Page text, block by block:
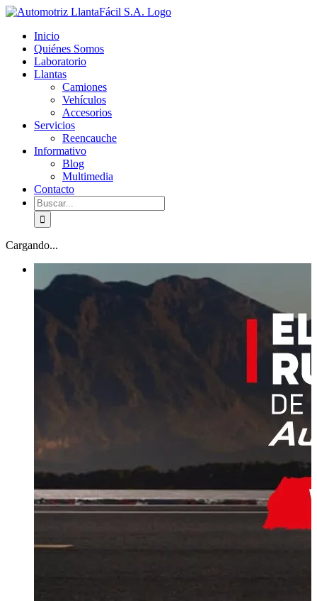
Skip
content
facebook
youtube
Inicio
Quiénes Somos
Laboratorio
Llantas
Camiones
Vehículos
Accesorios
Servicios
Reencauche
Informativo
Blog
Multimedia
Contacto
Buscar:
Cargando...